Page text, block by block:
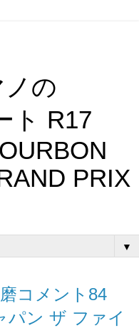
の
ト R17
PRIX
▼
磨コメント84
ン ザ ファイ